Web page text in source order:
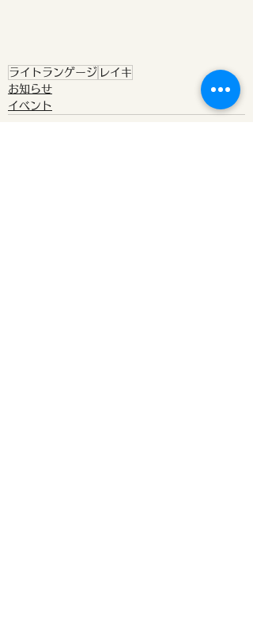
ライトランゲージ レイキ
お知らせ
イベント